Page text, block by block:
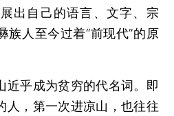
出自己的语言、文字、宗
族人至今过着“前现代”的原
乎成为贫穷的代名词。即
人，第一次进凉山，也往往